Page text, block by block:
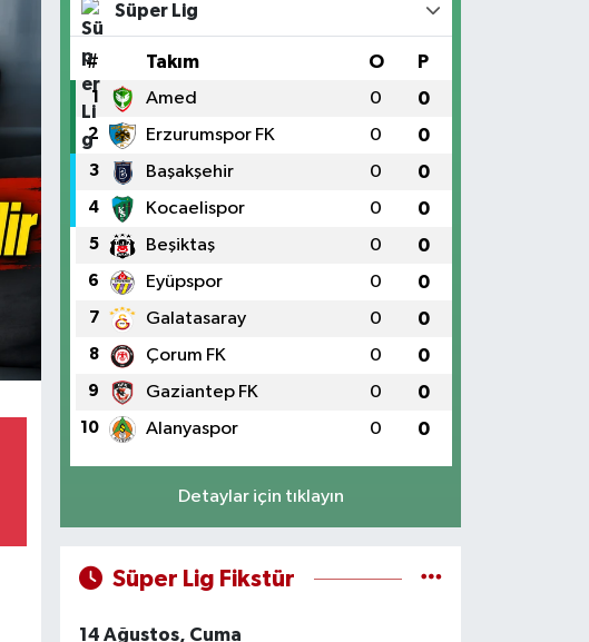
Süper Lig
# Takım O P
1 Amed 0 0
2 Erzurumspor FK 0 0
3 Başakşehir 0 0
4 Kocaelispor 0 0
5 Beşiktaş 0 0
6 Eyüpspor 0 0
7 Galatasaray 0 0
8 Çorum FK 0 0
9 Gaziantep FK 0 0
10 Alanyaspor 0 0
Detaylar için tıklayın
Süper Lig Fikstür
14 Ağustos, Cuma